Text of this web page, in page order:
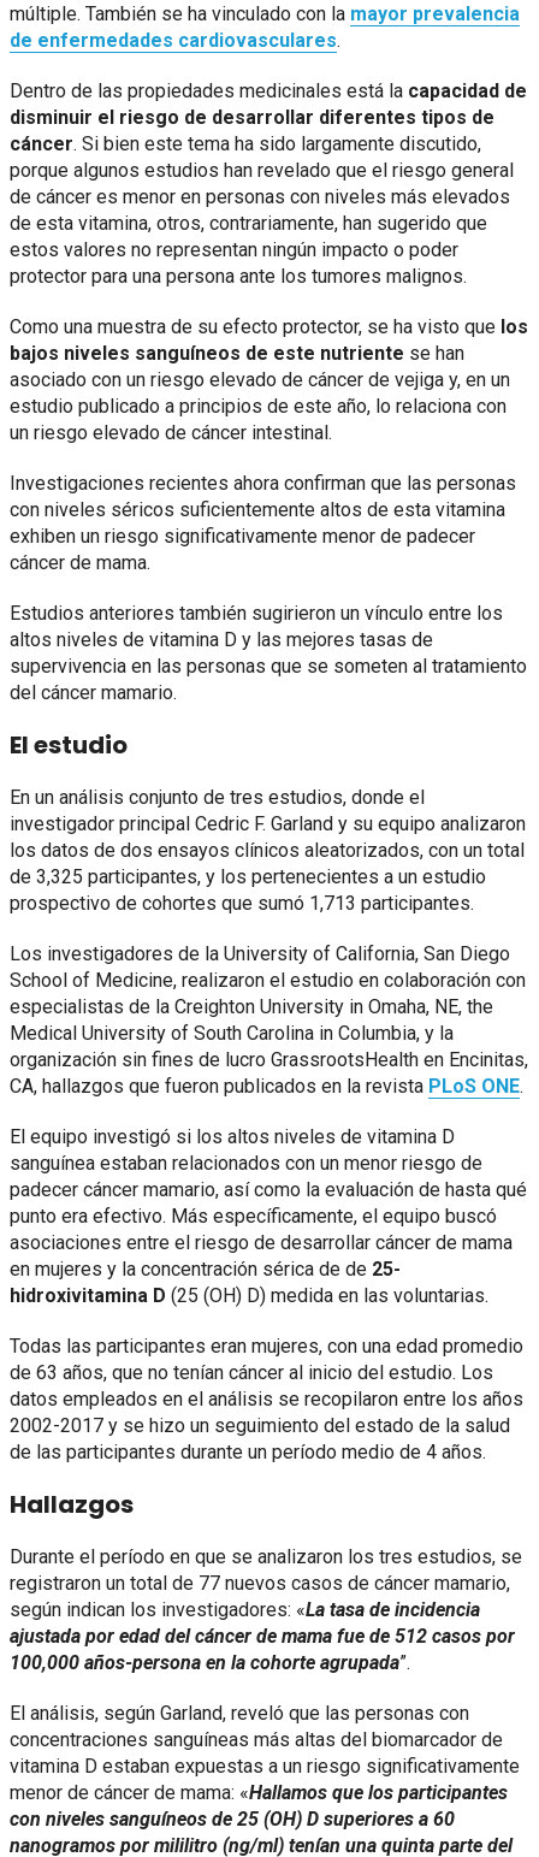
múltiple. También se ha vinculado con la mayor prevalencia
de enfermedades cardiovasculares.
Dentro de las propiedades medicinales está la capacidad de
disminuir el riesgo de desarrollar diferentes tipos de
cáncer. Si bien este tema ha sido largamente discutido,
porque algunos estudios han revelado que el riesgo general
de cáncer es menor en personas con niveles más elevados
de esta vitamina, otros, contrariamente, han sugerido que
estos valores no representan ningún impacto o poder
protector para una persona ante los tumores malignos.
Como una muestra de su efecto protector, se ha visto que los
bajos niveles sanguíneos de este nutriente se han
asociado con un riesgo elevado de cáncer de vejiga y, en un
estudio publicado a principios de este año, lo relaciona con
un riesgo elevado de cáncer intestinal.
Investigaciones recientes ahora confirman que las personas
con niveles séricos suficientemente altos de esta vitamina
exhiben un riesgo significativamente menor de padecer
cáncer de mama.
Estudios anteriores también sugirieron un vínculo entre los
altos niveles de vitamina D y las mejores tasas de
supervivencia en las personas que se someten al tratamiento
del cáncer mamario.
El estudio
En un análisis conjunto de tres estudios, donde el
investigador principal Cedric F. Garland y su equipo analizaron
los datos de dos ensayos clínicos aleatorizados, con un total
de 3,325 participantes, y los pertenecientes a un estudio
prospectivo de cohortes que sumó 1,713 participantes.
Los investigadores de la University of California, San Diego
School of Medicine, realizaron el estudio en colaboración con
especialistas de la Creighton University in Omaha, NE, the
Medical University of South Carolina in Columbia, y la
organización sin fines de lucro GrassrootsHealth en Encinitas,
CA, hallazgos que fueron publicados en la revista PLoS ONE.
El equipo investigó si los altos niveles de vitamina D
sanguínea estaban relacionados con un menor riesgo de
padecer cáncer mamario, así como la evaluación de hasta qué
punto era efectivo. Más específicamente, el equipo buscó
asociaciones entre el riesgo de desarrollar cáncer de mama
en mujeres y la concentración sérica de de 25-
hidroxivitamina D (25 (OH) D) medida en las voluntarias.
Todas las participantes eran mujeres, con una edad promedio
de 63 años, que no tenían cáncer al inicio del estudio. Los
datos empleados en el análisis se recopilaron entre los años
2002-2017 y se hizo un seguimiento del estado de la salud
de las participantes durante un período medio de 4 años.
Hallazgos
Durante el período en que se analizaron los tres estudios, se
registraron un total de 77 nuevos casos de cáncer mamario,
según indican los investigadores: «La tasa de incidencia
ajustada por edad del cáncer de mama fue de 512 casos por
100,000 años-persona en la cohorte agrupada”.
El análisis, según Garland, reveló que las personas con
concentraciones sanguíneas más altas del biomarcador de
vitamina D estaban expuestas a un riesgo significativamente
menor de cáncer de mama: «Hallamos que los participantes
con niveles sanguíneos de 25 (OH) D superiores a 60
nanogramos por mililitro (ng/ml) tenían una quinta parte del